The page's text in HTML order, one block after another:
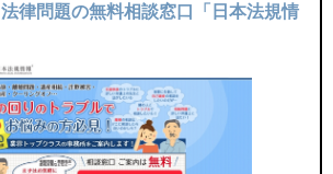
法律問題の無料相談窓口「日本法規情